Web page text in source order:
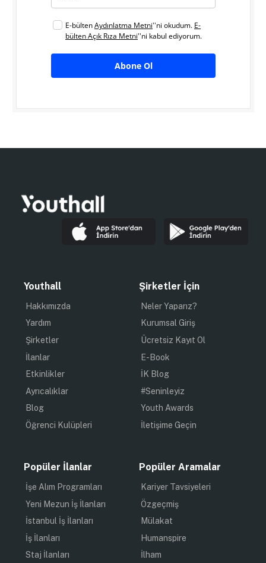
E-bültenAydınlatma Metni''ni okudum. E-
bülten Açık Rıza Metni''ni kabul ediyorum.
Abone Ol
Youthall
Hakkımızda
Yardım
Şirketler
İlanlar
Etkinlikler
Ayrıcalıklar
Blog
Öğrenci Kulüpleri
Şirketler İçin
Neler Yaparız?
Kurumsal Giriş
Ücretsiz Kayıt Ol
E-Book
İK Blog
#Seninleyiz
Youth Awards
İletişime Geçin
Popüler İlanlar
İşe Alım Programları
Yeni Mezun İş İlanları
İstanbul İş İlanları
İş İlanları
Staj İlanları
Popüler Aramalar
Kariyer Tavsiyeleri
Özgeçmiş
Mülakat
Humanspire
İlham